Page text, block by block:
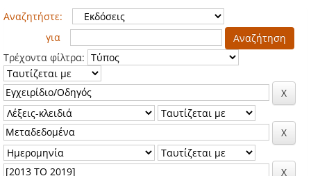
Αναζητήστε:
για
Τρέχοντα φίλτρα: